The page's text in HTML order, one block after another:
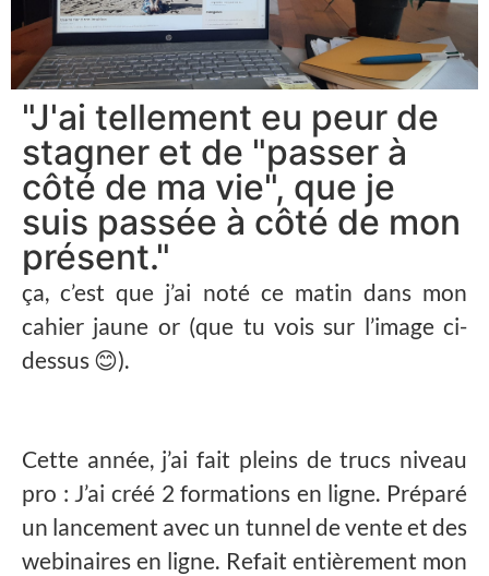
"J'ai tellement eu peur de
stagner et de "passer à
côté de ma vie", que je
suis passée à côté de mon
présent."
ça, c’est que j’ai noté ce matin dans mon
cahier jaune or (que tu vois sur l’image ci-
dessus 😊).
Cette année, j’ai fait pleins de trucs niveau
pro : J’ai créé 2 formations en ligne. Préparé
un lancement avec un tunnel de vente et des
webinaires en ligne. Refait entièrement mon